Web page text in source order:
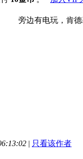
】：还行
有电玩，肯德基
| 只看该作者